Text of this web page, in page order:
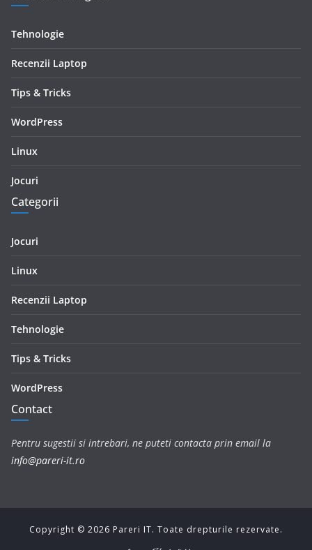
Tehnologie
Recenzii Laptop
Tips & Tricks
WordPress
Linux
Jocuri
Categorii
Jocuri
Linux
Recenzii Laptop
Tehnologie
Tips & Tricks
WordPress
Contact
Pentru sugestii si intrebari, ne puteti contacta prin email la
info@pareri-it.ro
Copyright © 2026 Pareri IT. Toate drepturile rezervate.